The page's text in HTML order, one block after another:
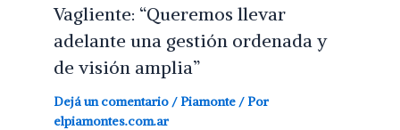
Vagliente: “Queremos llevar
adelante una gestión ordenada y
de visión amplia”
Dejá un comentario /Piamonte / Por
elpiamontes.com.ar